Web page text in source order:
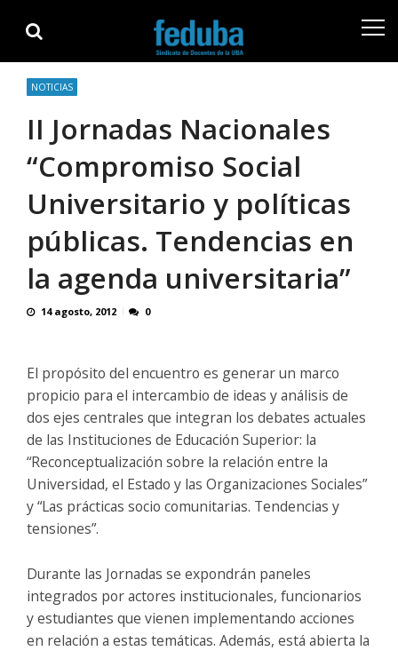
navigation
content
NOTICIAS
II Jornadas Nacionales
“Compromiso Social
Universitario y políticas
públicas. Tendencias en
la agenda universitaria”
14 agosto, 2012 0
El propósito del encuentro es generar un marco
propicio para el intercambio de ideas y análisis de
dos ejes centrales que integran los debates actuales
de las Instituciones de Educación Superior: la
“Reconceptualización sobre la relación entre la
Universidad, el Estado y las Organizaciones Sociales”
y “Las prácticas socio comunitarias. Tendencias y
tensiones”.
Durante las Jornadas se expondrán paneles
integrados por actores institucionales, funcionarios
y estudiantes que vienen implementando acciones
en relación a estas temáticas. Además, está abierta la